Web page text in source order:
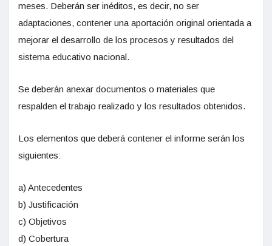
meses. Deberán ser inéditos, es decir, no ser
adaptaciones, contener una aportación original orientada a
mejorar el desarrollo de los procesos y resultados del
sistema educativo nacional.
Se deberán anexar documentos o materiales que
respalden el trabajo realizado y los resultados obtenidos.
Los elementos que deberá contener el informe serán los
siguientes:
a) Antecedentes
b) Justificación
c) Objetivos
d) Cobertura